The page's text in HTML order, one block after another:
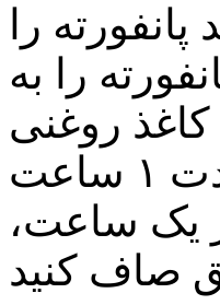
را
را به
روغنی
پوشانده شده است، بریزید. سپس قالب را به مدت ۱ ساعت
یک ساعت،